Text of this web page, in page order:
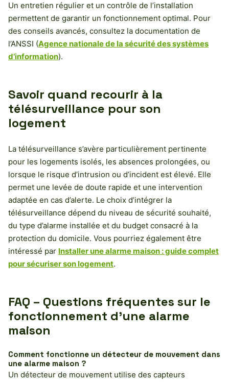
Un entretien régulier et un contrôle de l’installation
permettent de garantir un fonctionnement optimal. Pour
des conseils avancés, consultez la documentation de
l’ANSSI (Agence nationale de la sécurité des systèmes
d’information).
Savoir quand recourir à la
télésurveillance pour son
logement
La télésurveillance s’avère particulièrement pertinente
pour les logements isolés, les absences prolongées, ou
lorsque le risque d’intrusion ou d’incident est élevé. Elle
permet une levée de doute rapide et une intervention
adaptée en cas d’alerte. Le choix d’intégrer la
télésurveillance dépend du niveau de sécurité souhaité,
du type d’alarme installée et du budget consacré à la
protection du domicile. Vous pourriez également être
intéressé par Installer une alarme maison : guide complet
pour sécuriser son logement.
FAQ – Questions fréquentes sur le
fonctionnement d’une alarme
maison
Comment fonctionne un détecteur de mouvement dans
une alarme maison ?
Un détecteur de mouvement utilise des capteurs